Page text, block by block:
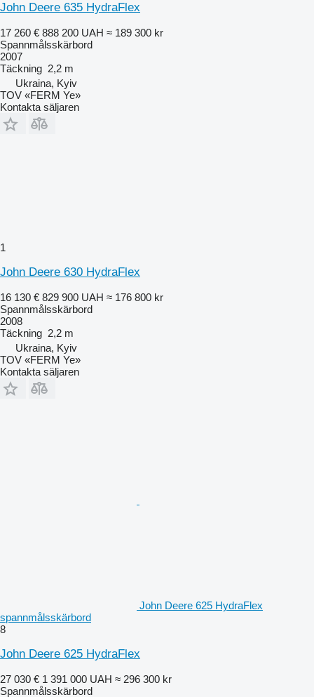
John Deere 635 HydraFlex
17 260 € 888 200 UAH ≈ 189 300 kr
Spannmålsskärbord
2007
Täckning 2,2 m
Ukraina, Kyiv
TOV «FERM Ye»
Kontakta säljaren
1
John Deere 630 HydraFlex
16 130 € 829 900 UAH ≈ 176 800 kr
Spannmålsskärbord
2008
Täckning 2,2 m
Ukraina, Kyiv
TOV «FERM Ye»
Kontakta säljaren
John Deere 625 HydraFlex
spannmålsskärbord
8
John Deere 625 HydraFlex
27 030 € 1 391 000 UAH ≈ 296 300 kr
Spannmålsskärbord